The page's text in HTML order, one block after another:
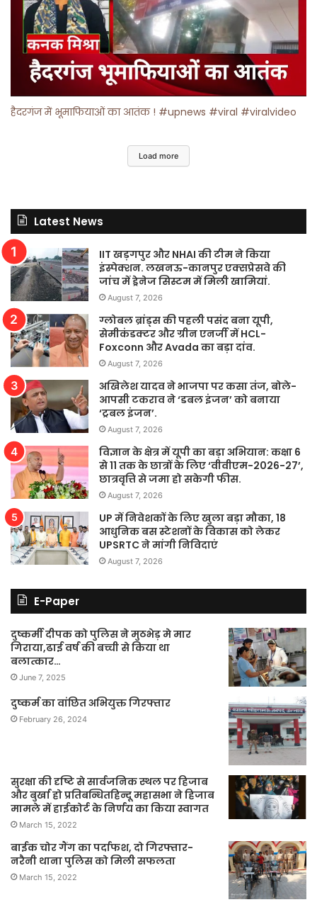
हैदरगंज में भूमाफियाओं का आतंक ! #upnews #viral #viralvideo
Load more
Latest News
IIT खड़गपुर और NHAI की टीम ने किया
इंस्पेक्शन. लखनऊ-कानपुर एक्सप्रेसवे की
जांच में ड्रेनेज सिस्टम में मिली खामियां.
August 7, 2026
ग्लोबल ब्रांड्स की पहली पसंद बना यूपी,
सेमीकंडक्टर और ग्रीन एनर्जी में HCL-
Foxconn और Avada का बड़ा दांव.
August 7, 2026
अखिलेश यादव ने भाजपा पर कसा तंज, बोले-
आपसी टकराव ने ‘डबल इंजन’ को बनाया
‘ट्रबल इंजन’.
August 7, 2026
विज्ञान के क्षेत्र में यूपी का बड़ा अभियान: कक्षा 6
से 11 तक के छात्रों के लिए ‘वीवीएम-2026-27’,
छात्रवृत्ति से जमा हो सकेगी फीस.
August 7, 2026
UP में निवेशकों के लिए खुला बड़ा मौका, 18
आधुनिक बस स्टेशनों के विकास को लेकर
UPSRTC ने मांगी निविदाएं
August 7, 2026
E-Paper
दुष्कर्मी दीपक को पुलिस ने मुठभेड़ मे मार
गिराया,ढाई वर्ष की बच्ची से किया था
बलात्कार…
June 7, 2025
दुष्कर्म का वांछित अभियुक्त गिरफ्तार
February 26, 2024
सुरक्षा की दृष्टि से सार्वजनिक स्थल पर हिजाब
और बुर्खा हो प्रतिबन्धितहिन्दू महासभा ने हिजाब
मामले में हाईकोर्ट के निर्णय का किया स्वागत
March 15, 2022
बाईक चोर गैंग का पर्दाफश, दो गिरफ्तार-
नरैनी थाना पुलिस को मिली सफलता
March 15, 2022